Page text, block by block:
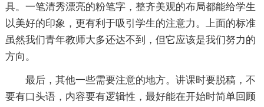
具。一笔清秀漂亮的粉笔字，整齐美观的布局都能给学生
以美好的印象，更有利于吸引学生的注意力。上面的标准
虽然我们青年教师大多还达不到，但它应该是我们努力的
方向。
最后，其他一些需要注意的地方。讲课时要脱稿，不
要有口头语，内容要有逻辑性，最好能在开始时简单回顾